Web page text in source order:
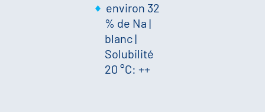
environ 32
% de Na |
blanc |
Solubilité
20 °C: ++